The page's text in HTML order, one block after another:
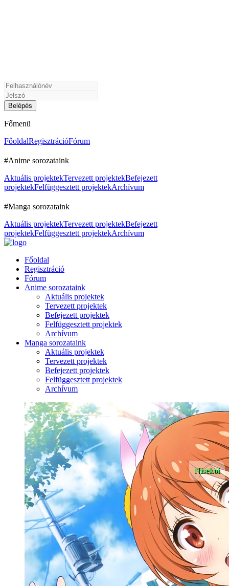
Főmenü
FőoldalRegisztrációFórum
#Anime sorozataink
Aktuális projektekTervezett projektekBefejezett
projektekFelfüggesztett projektekArchívum
#Manga sorozataink
Aktuális projektekTervezett projektekBefejezett
projektekFelfüggesztett projektekArchívum
Főoldal
Regisztráció
Fórum
Anime sorozataink
Aktuális projektek
Tervezett projektek
Befejezett projektek
Felfüggesztett projektek
Archívum
Manga sorozataink
Aktuális projektek
Tervezett projektek
Befejezett projektek
Felfüggesztett projektek
Archívum
Nisekoi